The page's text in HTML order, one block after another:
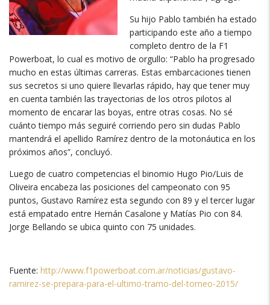
Su hijo Pablo también ha estado
participando este año a tiempo
completo dentro de la F1
Powerboat, lo cual es motivo de orgullo: “Pablo ha progresado
mucho en estas últimas carreras. Estas embarcaciones tienen
sus secretos si uno quiere llevarlas rápido, hay que tener muy
en cuenta también las trayectorias de los otros pilotos al
momento de encarar las boyas, entre otras cosas. No sé
cuánto tiempo más seguiré corriendo pero sin dudas Pablo
mantendrá el apellido Ramírez dentro de la motonáutica en los
próximos años”, concluyó.
Luego de cuatro competencias el binomio Hugo Pio/Luis de
Oliveira encabeza las posiciones del campeonato con 95
puntos, Gustavo Ramírez esta segundo con 89 y el tercer lugar
está empatado entre Hernán Casalone y Matías Pio con 84.
Jorge Bellando se ubica quinto con 75 unidades.
Fuente: http://www.f1powerboat.com.ar/noticias/gustavo-
ramirez-se-prepara-para-el-ultimo-tramo-del-torneo-2015/